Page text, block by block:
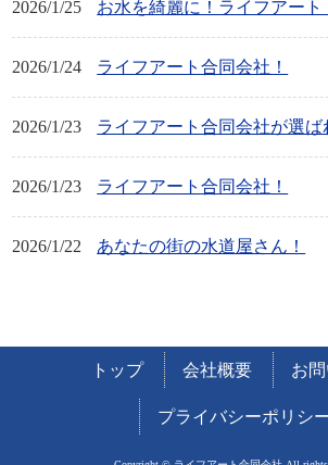
2026/1/25 お水を綺麗に！ライフアート
2026/1/24 ライフアート合同会社！
2026/1/23 ライフアート合同会社が選ば
2026/1/23 ライフアート合同会社！
2026/1/22 あなたの街の水道屋さん！
トップ 会社概要 お
プライバシーポリシ